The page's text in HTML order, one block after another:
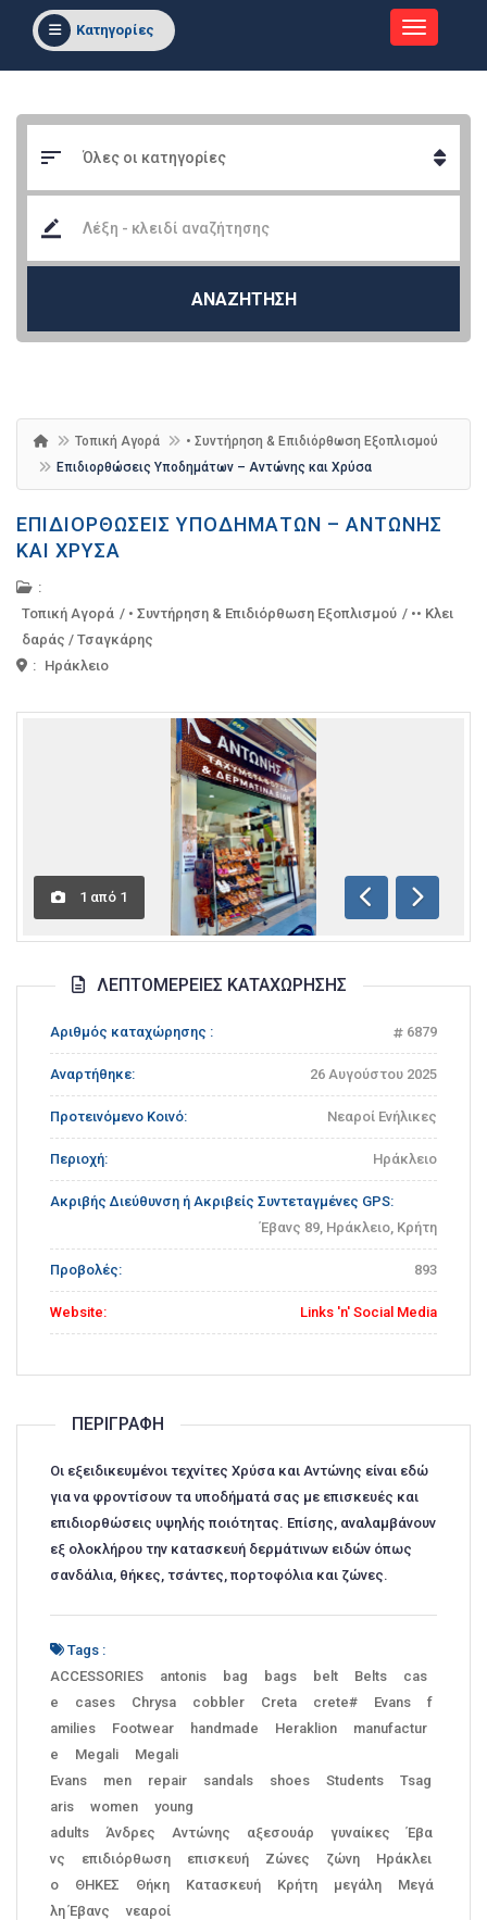
Κατηγορίες
ΑΝΑΖΗΤΗΣΗ
Τοπική Αγορά
• Συντήρηση & Επιδιόρθωση Εξοπλισμού
Επιδιορθώσεις Υποδημάτων – Αντώνης και Χρύσα
ΕΠΙΔΙΟΡΘΏΣΕΙΣ ΥΠΟΔΗΜΆΤΩΝ – ΑΝΤΏΝΗΣ
ΚΑΙ ΧΡΎΣΑ
:
Τοπική Αγορά / • Συντήρηση & Επιδιόρθωση Εξοπλισμού / •• Κλει
δαράς / Τσαγκάρης
: Ηράκλειο
1 από 1
Προηγούμενη
Επόμενη
ΛΕΠΤΟΜΈΡΕΙΕΣ ΚΑΤΑΧΏΡΗΣΗΣ
Αριθμός καταχώρησης : 6879
Αναρτήθηκε: 26 Αυγούστου 2025
Προτεινόμενο Κοινό: Νεαροί Ενήλικες
Περιοχή: Ηράκλειο
Ακριβής Διεύθυνση ή Ακριβείς Συντεταγμένες GPS:
Έβανς 89, Ηράκλειο, Κρήτη
Προβολές: 893
Website: Links 'n' Social Media
ΠΕΡΙΓΡΑΦΉ
Οι εξειδικευμένοι τεχνίτες Χρύσα και Αντώνης είναι εδώ
για να φροντίσουν τα υποδήματά σας με επισκευές και
επιδιορθώσεις υψηλής ποιότητας. Επίσης, αναλαμβάνουν
εξ ολοκλήρου την κατασκευή δερμάτινων ειδών όπως
σανδάλια, θήκες, τσάντες, πορτοφόλια και ζώνες.
Tags :
ACCESSORIES
antonis bag bags belt Belts
cas
e
cases Chrysa cobbler Creta crete# Evans
f
amilies
Footwear handmade Heraklion
manufactur
e
Megali
Megali
Evans
men repair sandals shoes Students
Tsag
aris
women
young
adults
Άνδρες Αντώνης αξεσουάρ γυναίκες
Έβα
νς
επιδιόρθωση επισκευή Ζώνες ζώνη
Ηράκλει
ο
ΘΗΚΕΣ Θήκη Κατασκευή Κρήτη μεγάλη
Μεγά
λη Έβανς
νεαροί